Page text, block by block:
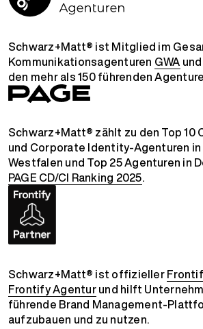
Schwarz+Matt® ist Mitglied im
Kommunikationsagenturen GWA
den mehr als 150 führenden
Schwarz+Matt® zählt zu den Top 10
und Corporate Identity-Agenturen
Westfalen und Top 25 Agenturen in
PAGE CD/CI Ranking 2025.
Schwarz+Matt® ist offizieller
Frontify Agenturund hilft
führende Brand Management-
aufzubauen und zu nutzen.